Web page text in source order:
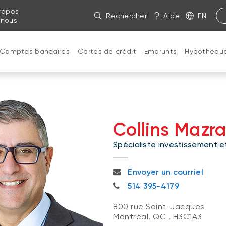
Rechercher Aide EN
Comptes bancaires Cartes de crédit Emprunts
Collins
Spécialiste investissement
collins.mazraani@bnc.ca
Envoyer un courriel
514 395-4179
514 395-4179
800 rue Saint-Jacques
Montréal, QC , H3C1A3